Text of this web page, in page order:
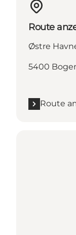
Route
Østre
5400
Route